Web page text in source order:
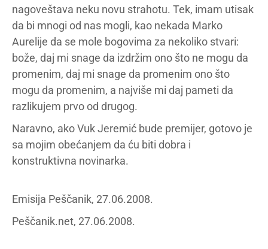
nagoveštava neku novu strahotu. Tek, imam utisak
da bi mnogi od nas mogli, kao nekada Marko
Aurelije da se mole bogovima za nekoliko stvari:
bože, daj mi snage da izdržim ono što ne mogu da
promenim, daj mi snage da promenim ono što
mogu da promenim, a najviše mi daj pameti da
razlikujem prvo od drugog.
Naravno, ako Vuk Jeremić bude premijer, gotovo je
sa mojim obećanjem da ću biti dobra i
konstruktivna novinarka.
Emisija Peščanik, 27.06.2008.
Peščanik.net, 27.06.2008.